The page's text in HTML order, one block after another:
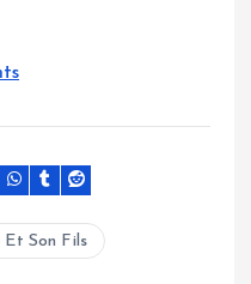
Et Son Fils